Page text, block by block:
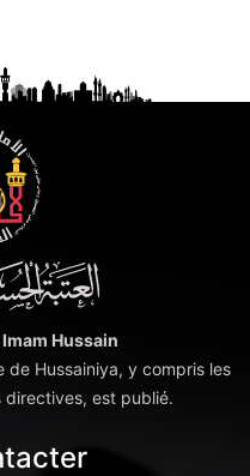
Hussain
de Hussainiya, y compris les
directives, est publié.